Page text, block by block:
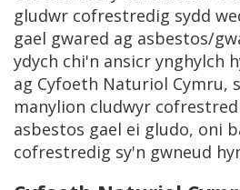
gludwr cofrestredig sydd
gael gwared ag asbestos/
ydych chi'n ansicr ynghylch
ag Cyfoeth Naturiol Cymru,
manylion cludwyr
asbestos gael ei gludo, oni
cofrestredig sy'n gwneud